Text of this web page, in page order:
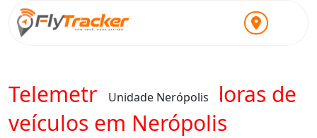
Unidade Nerópolis
Telemetria para locadoras de
veículos em Nerópolis